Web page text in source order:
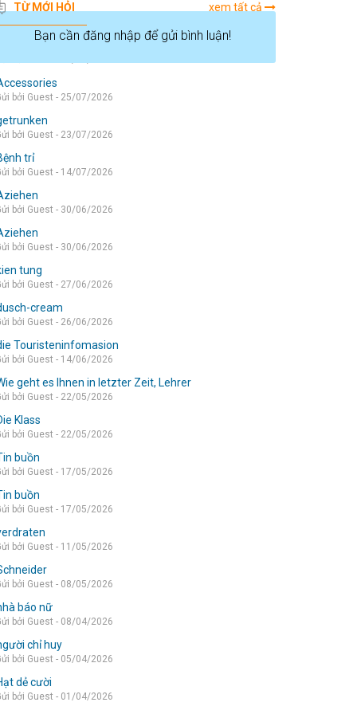
Bạn cần đăng nhập để gửi bình luận!
TỪ MỚI HỎI xem tất cả
die wohnung
bởi Guest - 25/07/2026
bởi Guest - 23/07/2026
trỉ
bởi Guest - 14/07/2026
bởi Guest - 30/06/2026
bởi Guest - 30/06/2026
tung
bởi Guest - 27/06/2026
cream
bởi Guest - 26/06/2026
Touristeninfomasion
bởi Guest - 14/06/2026
geht es Ihnen in letzter Zeit, Lehrer
bởi Guest - 22/05/2026
Klass
bởi Guest - 22/05/2026
buồn
bởi Guest - 17/05/2026
buồn
bởi Guest - 17/05/2026
bởi Guest - 11/05/2026
bởi Guest - 08/05/2026
báo nữ
bởi Guest - 08/04/2026
chỉ huy
bởi Guest - 05/04/2026
dẻ cười
bởi Guest - 01/04/2026